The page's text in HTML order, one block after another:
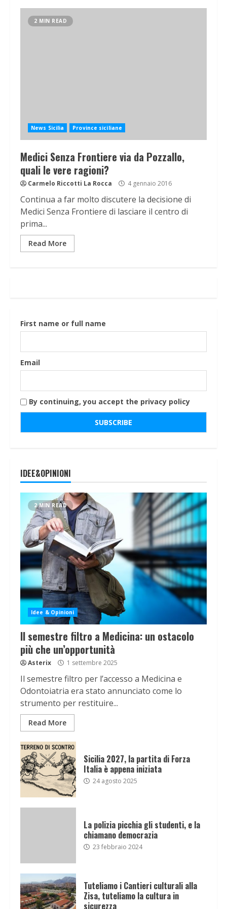
2 MIN READ
News Sicilia Province siciliane
Medici Senza Frontiere via da Pozzallo,
quali le vere ragioni?
Carmelo Riccotti La Rocca 4 gennaio 2016
Continua a far molto discutere la decisione di
Medici Senza Frontiere di lasciare il centro di
prima...
Read More
First name or full name
Email
By continuing, you accept the privacy policy
IDEE&OPINIONI
2 MIN READ
Idee & Opinioni
Il semestre filtro a Medicina: un ostacolo
più che un’opportunità
Asterix 1 settembre 2025
Il semestre filtro per l’accesso a Medicina e
Odontoiatria era stato annunciato come lo
strumento per restituire...
Read More
Sicilia 2027, la partita di Forza
Italia è appena iniziata
24 agosto 2025
La polizia picchia gli studenti, e la
chiamano democrazia
23 febbraio 2024
Tuteliamo i Cantieri culturali alla
Zisa, tuteliamo la cultura in
sicurezza